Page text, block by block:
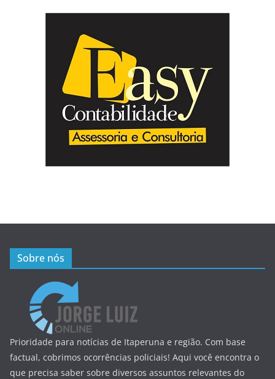
Sobre nós
Prioridade para notícias de Itaperuna e região. Com base
factual, cobrimos ocorrências policiais! Aqui você encontra o
que precisa saber sobre diversos assuntos relevantes do